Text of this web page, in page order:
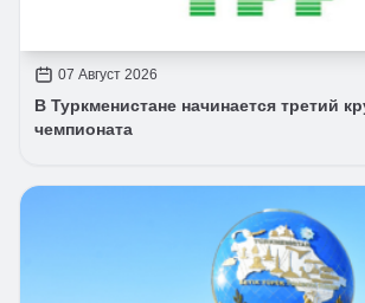
07 Август 2026
В Туркменистане начинается третий
чемпионата